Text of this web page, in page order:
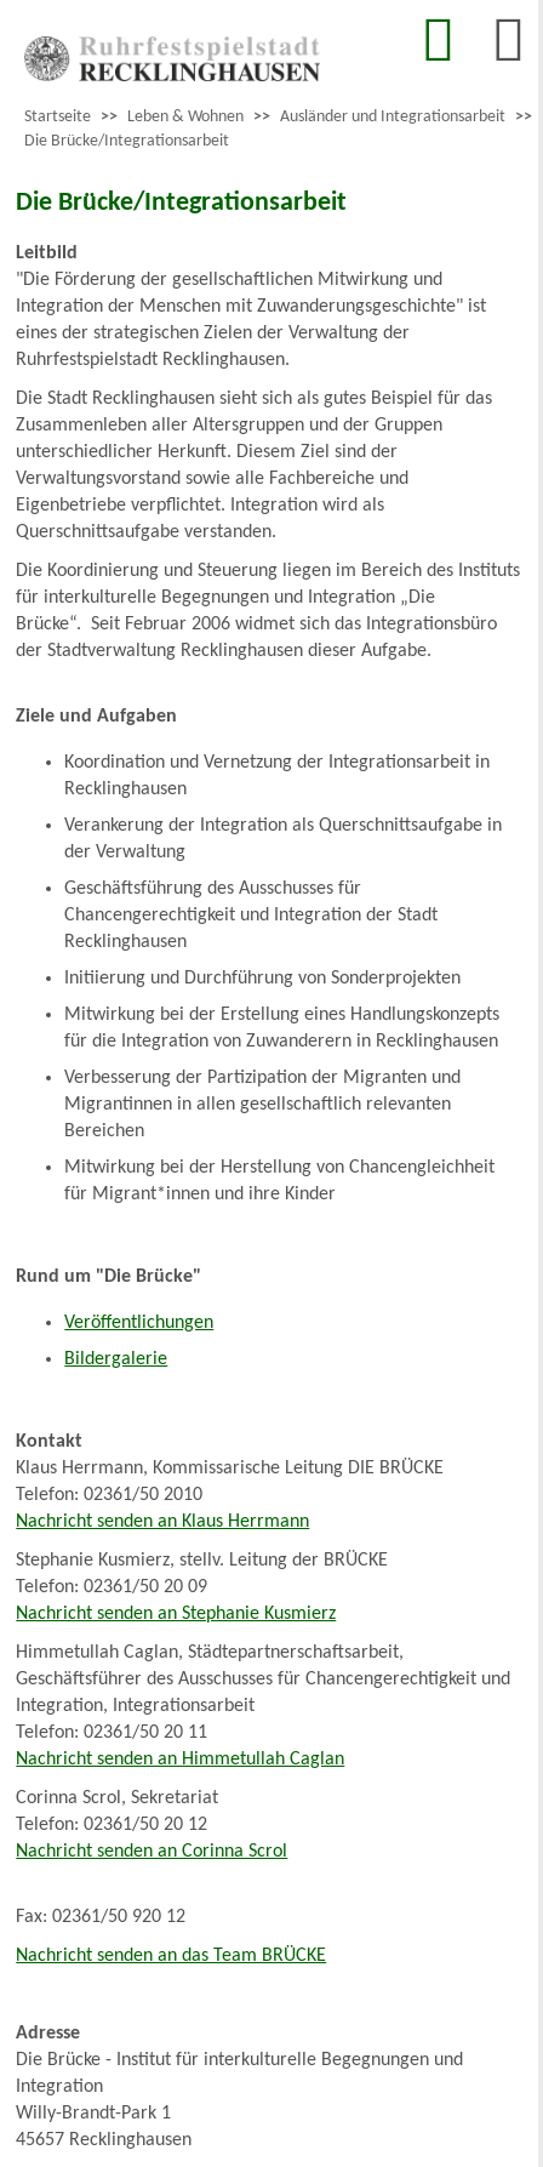
Startseite >> Leben & Wohnen >> Ausländer und Integrationsarbeit >>
Die Brücke/Integrationsarbeit
Die Brücke/Integrationsarbeit
Leitbild
"Die Förderung der gesellschaftlichen Mitwirkung und
Integration der Menschen mit Zuwanderungsgeschichte" ist
eines der strategischen Zielen der Verwaltung der
Ruhrfestspielstadt Recklinghausen.
Die Stadt Recklinghausen sieht sich als gutes Beispiel für das
Zusammenleben aller Altersgruppen und der Gruppen
unterschiedlicher Herkunft. Diesem Ziel sind der
Verwaltungsvorstand sowie alle Fachbereiche und
Eigenbetriebe verpflichtet. Integration wird als
Querschnittsaufgabe verstanden.
Die Koordinierung und Steuerung liegen im Bereich des Instituts
für interkulturelle Begegnungen und Integration „Die
Brücke“. Seit Februar 2006 widmet sich das Integrationsbüro
der Stadtverwaltung Recklinghausen dieser Aufgabe.
Ziele und Aufgaben
Koordination und Vernetzung der Integrationsarbeit in
Recklinghausen
Verankerung der Integration als Querschnittsaufgabe in
der Verwaltung
Geschäftsführung des Ausschusses für
Chancengerechtigkeit und Integration der Stadt
Recklinghausen
Initiierung und Durchführung von Sonderprojekten
Mitwirkung bei der Erstellung eines Handlungskonzepts
für die Integration von Zuwanderern in Recklinghausen
Verbesserung der Partizipation der Migranten und
Migrantinnen in allen gesellschaftlich relevanten
Bereichen
Mitwirkung bei der Herstellung von Chancengleichheit
für Migrant*innen und ihre Kinder
Rund um "Die Brücke"
Veröffentlichungen
Bildergalerie
Kontakt
Klaus Herrmann, Kommissarische Leitung DIE BRÜCKE
Telefon: 02361/50 2010
Nachricht senden an Klaus Herrmann
Stephanie Kusmierz, stellv. Leitung der BRÜCKE
Telefon: 02361/50 20 09
Nachricht senden an Stephanie Kusmierz
Himmetullah Caglan, Städtepartnerschaftsarbeit,
Geschäftsführer des Ausschusses für Chancengerechtigkeit und
Integration, Integrationsarbeit
Telefon: 02361/50 20 11
Nachricht senden an Himmetullah Caglan
Corinna Scrol, Sekretariat
Telefon: 02361/50 20 12
Nachricht senden an Corinna Scrol
Fax: 02361/50 920 12
Nachricht senden an das Team BRÜCKE
Adresse
Die Brücke - Institut für interkulturelle Begegnungen und
Integration
Willy-Brandt-Park 1
45657 Recklinghausen